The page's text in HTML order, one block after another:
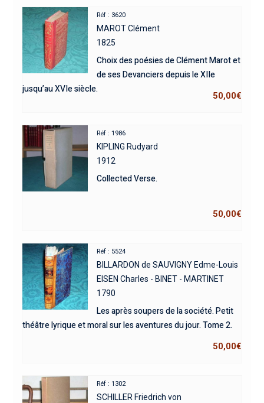
Réf : 3620
MAROT Clément
1825
Choix des poésies de Clément Marot et
de ses Devanciers depuis le XIIe
jusqu’au XVIe siècle.
50,00€
Réf : 1986
KIPLING Rudyard
1912
Collected Verse.
50,00€
Réf : 5524
BILLARDON de SAUVIGNY Edme-Louis
EISEN Charles - BINET - MARTINET
1790
Les après soupers de la société. Petit
théâtre lyrique et moral sur les aventures du jour. Tome 2.
50,00€
Réf : 1302
SCHILLER Friedrich von